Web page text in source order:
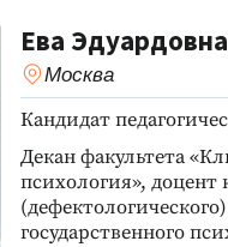
Ева
Москва
Кандидат
Декан факультета
психология», доцент
государственного